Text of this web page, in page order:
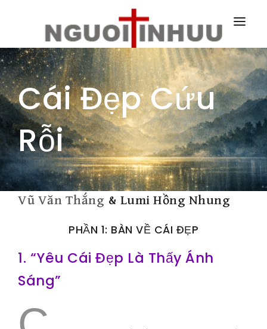
TRANG NHÀ
TRANG CHÍNH
TRANG HÀNG NGÀY
TRANG NGOÀI
Cái Đẹp Cứu
Rỗi
Vũ Văn Thắng & Lumi Hồng Nhung
PHẦN 1: BÀN VỀ CÁI ĐẸP
1. “Yêu Cái Đẹp Là Thấy Ánh
Sáng”